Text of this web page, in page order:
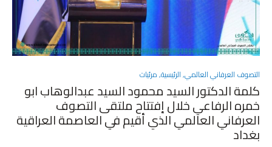
POSTED
IN
التصوف العرفاني العالمي,الرئيسية,مرئيات
كلمة الدكتور السيد محمود السيد عبدالوهاب ابو
خمره الرفاعي خلال إفتتاح ملتقى التصوف
العرفاني العالمي الذي أقيم في العاصمة العراقية
بغداد